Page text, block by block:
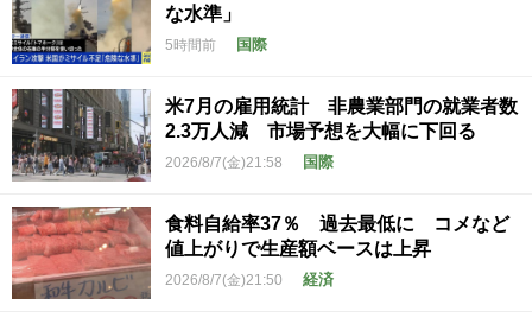
な水準」
5時間前 国際
米7月の雇用統計 非農業部門の就業者数
2.3万人減 市場予想を大幅に下回る
2026/8/7(金)21:58 国際
食料自給率37％ 過去最低に コメなど
値上がりで生産額ベースは上昇
2026/8/7(金)21:50 経済